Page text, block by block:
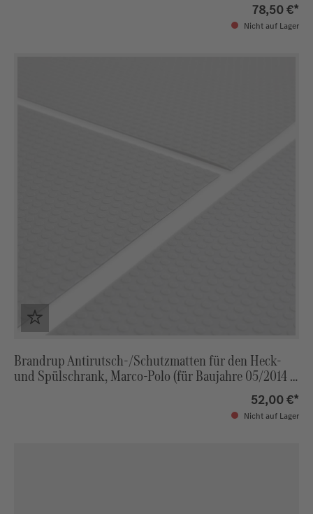
78,50 €*
Nicht auf Lager
Brandrup Antirutsch-/Schutzmatten für den Heck-
und Spülschrank, Marco-Polo (für Baujahre 05/2014 -
52,00 €*
Nicht auf Lager